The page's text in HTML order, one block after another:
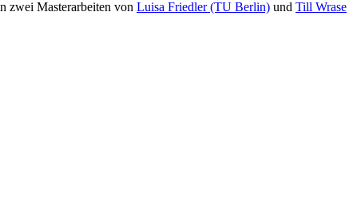
zwei Masterarbeiten von Luisa Friedler (TU Berlin) und Till Wrase